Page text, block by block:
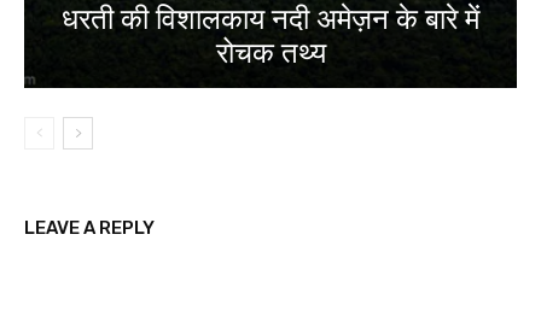
धरती की विशालकाय नदी अमेज़न के बारे में
रोचक तथ्य
LEAVE A REPLY